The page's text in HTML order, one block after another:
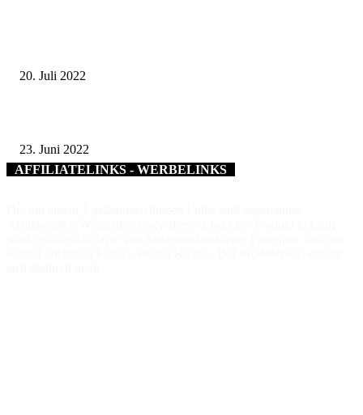
20. Juli 2022
23. Juni 2022
AFFILIATELINKS - WERBELINKS